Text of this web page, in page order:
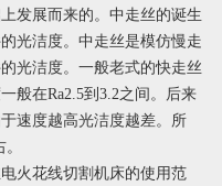
展而来的。中走丝的诞生
光洁度。中走丝是模仿慢走
光洁度。一般老式的快走丝
般在Ra2.5到3.2之间。后来
速度越高光洁度越差。所
火花线切割机床的使用范